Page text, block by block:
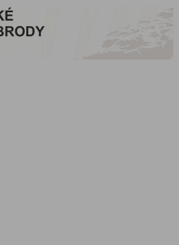
OBRODY